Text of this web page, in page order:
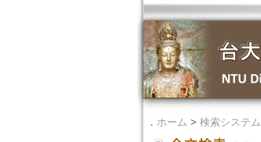
． ホーム > 検索システム